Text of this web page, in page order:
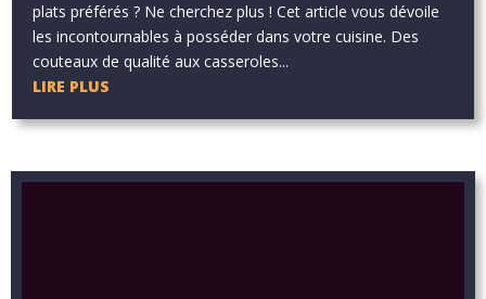
plats préférés ? Ne cherchez plus ! Cet article vous dévoile
les incontournables à posséder dans votre cuisine. Des
couteaux de qualité aux casseroles...
LIRE PLUS